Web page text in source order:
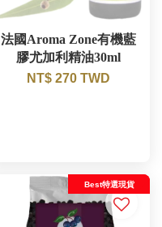
法國Aroma Zone有機藍
膠尤加利精油30ml
NT$ 270 TWD
Best特選現貨